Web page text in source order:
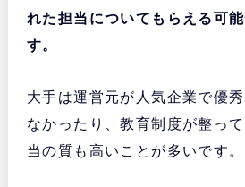
れた担当についてもらえる可
す。
大手は運営元が人気企業で優
なかったり、教育制度が整っ
当の質も高いことが多いです。